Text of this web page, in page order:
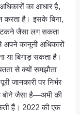
का आधार है,
करता है। इसके बिना,
भटकने जैसा लग सकता
अपने कानूनी अधिकारों
या बिगाड़ सकता है।
से क्यों समझौता
जानकारी पर निर्भर
जैसा है—अभी की
हैं। 2022 की एक